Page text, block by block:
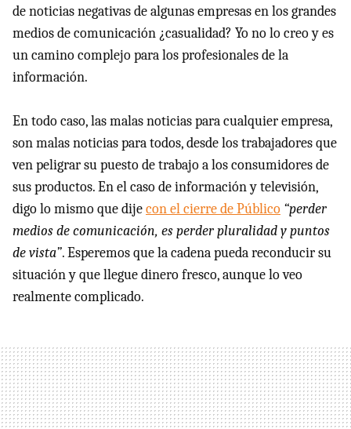
de noticias negativas de algunas empresas en los grandes
medios de comunicación ¿casualidad? Yo no lo creo y es
un camino complejo para los profesionales de la
información.
En todo caso, las malas noticias para cualquier empresa,
son malas noticias para todos, desde los trabajadores que
ven peligrar su puesto de trabajo a los consumidores de
sus productos. En el caso de información y televisión,
digo lo mismo que dijecon el cierre de Público “perder
medios de comunicación, es perder pluralidad y puntos
de vista”. Esperemos que la cadena pueda reconducir su
situación y que llegue dinero fresco, aunque lo veo
realmente complicado.